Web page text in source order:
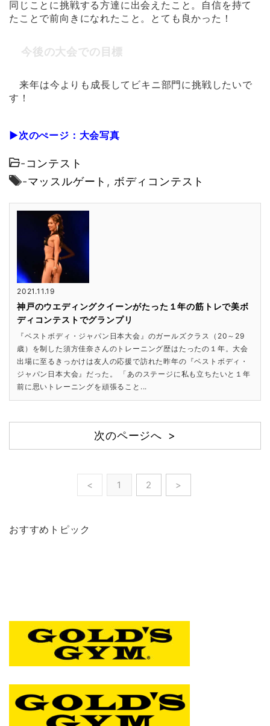
同じことに挑戦する方達に出会えたこと。自信を持て
たことで前向きになれたこと。とても良かった！
今後の大会での目標
来年は今よりも成長してビキニ部門に挑戦したいで
す！
▶次のぺージ：大会写真
-コンテスト
-マッスルゲート , ボディコンテスト
2021.11.19
神戸のウエディングクイーンがたった１年の筋トレで美ボ
ディコンテストでグランプリ
『ベストボディ・ジャパン日本大会』のガールズクラス（20～29
歳）を制した須方佳奈さんのトレーニング歴はたったの１年。大会
出場に至るきっかけは友人の応援で訪れた昨年の『ベストボディ・
ジャパン日本大会』だった。 「あのステージに私も立ちたいと１年
前に思いトレーニングを頑張ること...
次のページへ >
< 1 2 >
おすすめトピック